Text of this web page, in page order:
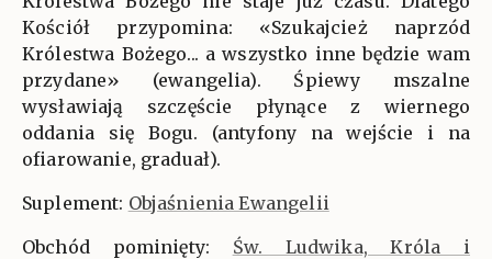
Kościół przypomina: «Szukajcież naprzód
Królestwa Bożego... a wszystko inne będzie wam
przydane» (ewangelia). Śpiewy mszalne
wysławiają szczęście płynące z wiernego
oddania się Bogu. (antyfony na wejście i na
ofiarowanie, graduał).
Suplement: Objaśnienia Ewangelii
Obchód pominięty: Św. Ludwika, Króla i